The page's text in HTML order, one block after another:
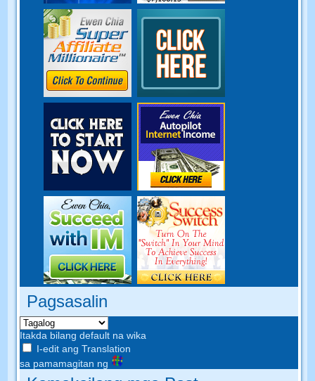
Pagsasalin
Itakda bilang default na wika
I-edit ang Translation
sa pamamagitan ng